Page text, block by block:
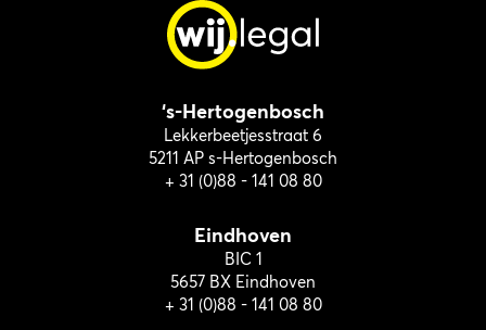
‘s-Hertogenbosch
Lekkerbeetjesstraat 6
5211 AP s-Hertogenbosch
+ 31 (0)88 - 141 08 80
Eindhoven
BIC 1
5657 BX Eindhoven
+ 31 (0)88 - 141 08 80